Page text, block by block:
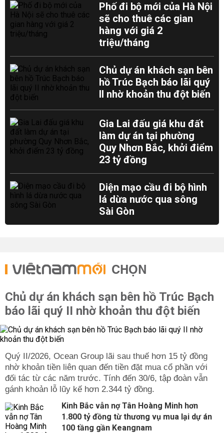
Phố đi bộ mới của Hà Nội
sẽ cho thuê các gian
hàng với giá 2
triệu/tháng
Chủ dự án khách sạn bên
hồ Trúc Bạch báo lãi quý
II nhờ khoản thu đột biến
Gia Lai đấu giá khu đất
làm dự án tại phường
Quy Nhơn Bắc, khởi điểm
23 tỷ đồng
Diện mạo cầu đi bộ hình
lá dừa nước qua sông
Sài Gòn
CHỌN
Chủ dự án khách sạn bên hồ Trúc Bạch
báo lãi quý II nhờ khoản thu đột biến
Quý II/2026, Ocean Group lãi sau thuế hơn 15 tỷ đồng
nhờ khoản tiền liên quan đến tiền đặt mua cổ phần với
đối tác từ các năm trước. Tính đến 30/6, tập đoàn vẫn
gánh khoản lỗ lũy kế hơn 2.344 tỷ đồng.
Kinh Bắc vẫn nợ Tân Hoàng Minh hơn
1.800 tỷ đồng từ thương vụ mua lại dự án
100 tầng gần Keangnam